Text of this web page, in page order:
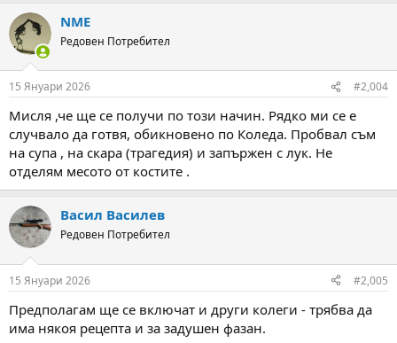
NME
Редовен Потребител
15 Януари 2026 #2,004
Мисля ,че ще се получи по този начин. Рядко ми се е
случвало да готвя, обикновено по Коледа. Пробвал съм
на супа , на скара (трагедия) и запържен с лук. Не
отделям месото от костите .
Васил Василев
Редовен Потребител
15 Януари 2026 #2,005
Предполагам ще се включат и други колеги - трябва да
има някоя рецепта и за задушен фазан.